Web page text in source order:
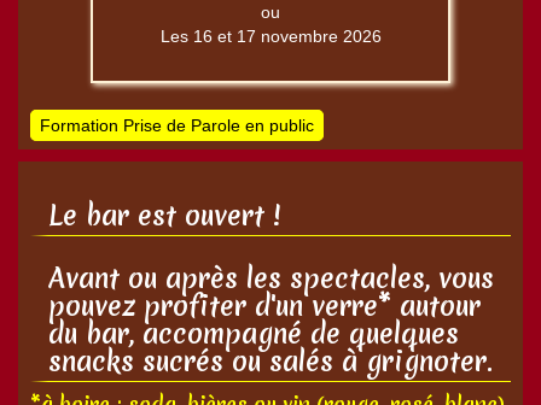
ou
Les 16 et 17 novembre 2026
Formation Prise de Parole en public
Le bar est ouvert !
Avant ou après les spectacles, vous
pouvez profiter d'un verre* autour
du bar, accompagné de quelques
snacks sucrés ou salés à grignoter.